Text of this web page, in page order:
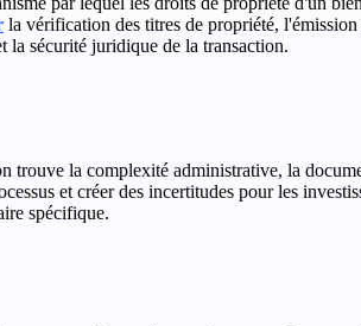
la vérification des titres de propriété,
la sécurité juridique de la transaction.
trouve la complexité administrative, la
et créer des incertitudes pour les
spécifique.